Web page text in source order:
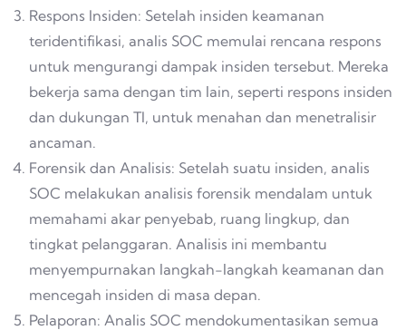
Respons Insiden: Setelah insiden keamanan
teridentifikasi, analis SOC memulai rencana respons
untuk mengurangi dampak insiden tersebut. Mereka
bekerja sama dengan tim lain, seperti respons insiden
dan dukungan TI, untuk menahan dan menetralisir
ancaman.
Forensik dan Analisis: Setelah suatu insiden, analis
SOC melakukan analisis forensik mendalam untuk
memahami akar penyebab, ruang lingkup, dan
tingkat pelanggaran. Analisis ini membantu
menyempurnakan langkah-langkah keamanan dan
mencegah insiden di masa depan.
Pelaporan: Analis SOC mendokumentasikan semua